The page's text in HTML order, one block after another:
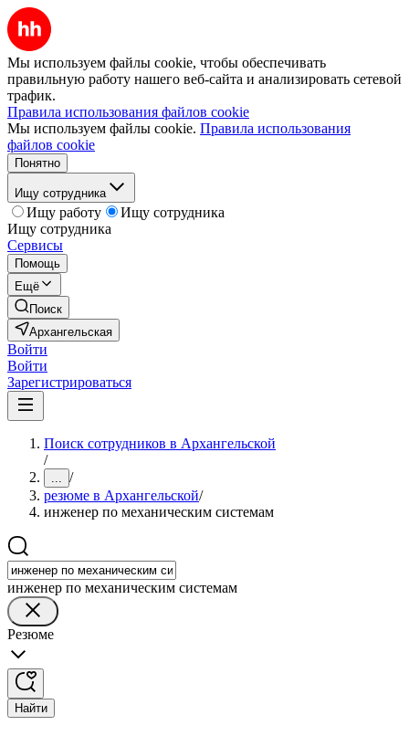
Мы используем файлы cookie, чтобы обеспечивать
правильную работу нашего веб-сайта и анализировать сетевой
трафик.
Правила использования файлов cookie
Мы используем файлы cookie. Правила использования
файлов cookie
Понятно
Ищу сотрудника
Ищу работу
Ищу сотрудника
Ищу сотрудника
Сервисы
Помощь
Ещё
Поиск
Архангельская
Войти
Войти
Зарегистрироваться
Поиск сотрудников в Архангельской
/
... /
резюме в Архангельской/
инженер по механическим системам
инженер по механическим системам
Резюме
Найти